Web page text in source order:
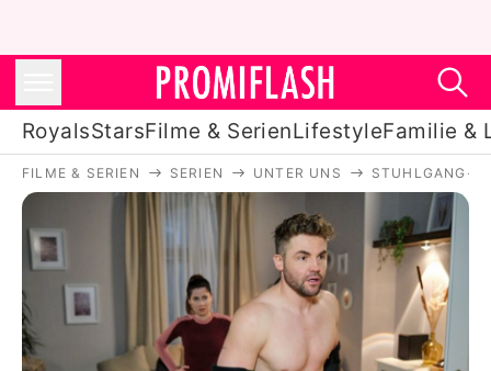
RoyalsStarsFilme & SerienLifestyleFamilie &
Royals
Stars
Filme & Serien
Lifestyle
FILME & SERIEN SERIEN UNTER UNS STUHLGANG-